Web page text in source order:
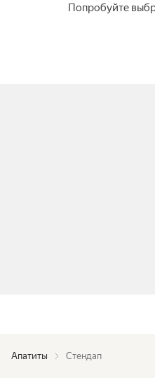
Попробуйте
Апатиты Стендап